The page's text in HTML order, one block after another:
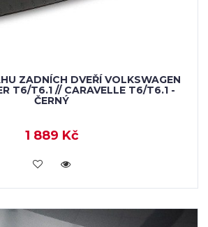
ZADNÍCH DVEŘÍ VOLKSWAGEN
T6/T6.1 // CARAVELLE T6/T6.1 -
ČERNÝ
1 889 Kč
KOUPIT